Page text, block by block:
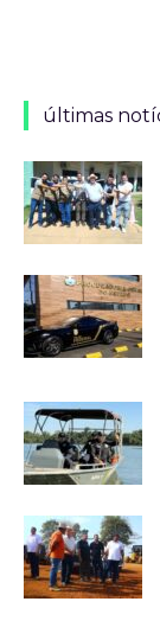
últimas